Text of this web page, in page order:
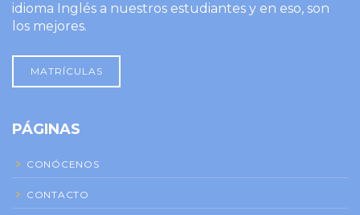
idioma Inglés a nuestros estudiantes y en eso, son
los mejores.
MATRÍCULAS
PÁGINAS
CONÓCENOS
CONTACTO